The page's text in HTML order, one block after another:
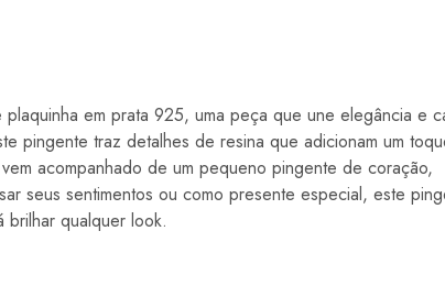
em prata 925, uma peça que une elegância e
pingente traz detalhes de resina que adicionam um
acompanhado de um pequeno pingente de coração,
seus sentimentos ou como presente especial, este
brilhar qualquer look.